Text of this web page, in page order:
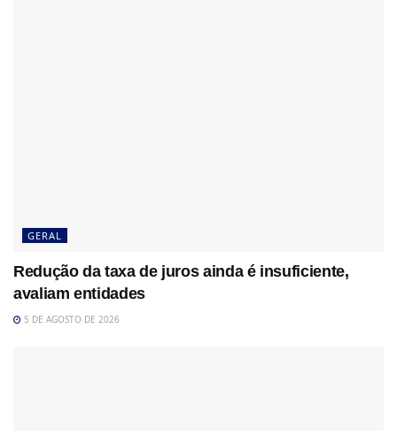
GERAL
Redução da taxa de juros ainda é insuficiente,
avaliam entidades
5 DE AGOSTO DE 2026